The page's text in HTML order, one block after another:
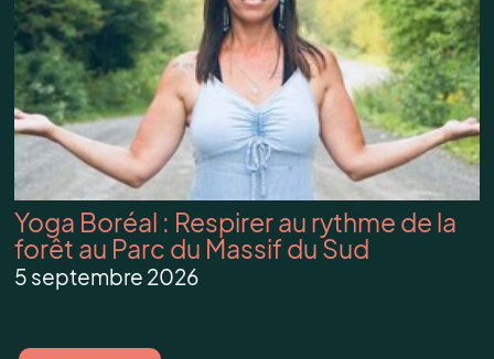
Yoga Boréal : Respirer au rythme de la
forêt au Parc du Massif du Sud
5 septembre 2026